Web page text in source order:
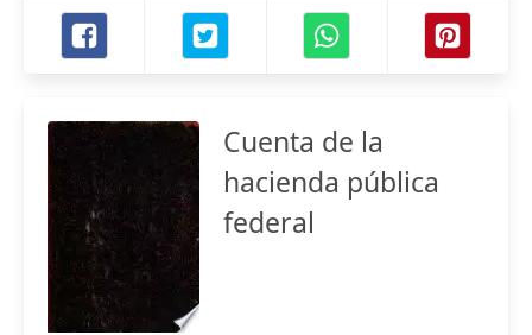
Cuenta de la
hacienda pública
federal